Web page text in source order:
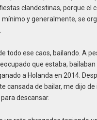
clandestinas, porque el
y generalmente, se
todo ese caos, bailando. A
que estaba, bailaban
a Holanda en 2014.
cansada de bailar, me dijo de
descansar.